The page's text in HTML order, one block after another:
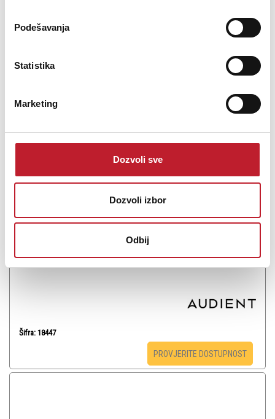
Podešavanja
Statistika
Marketing
Dozvoli sve
Dozvoli izbor
Odbij
Audient EVOSP8 EU
840,00KM
1.018,00KM
Pametno 8-kanalno pretpojačalo sa AD/DA konverzijom Vrhunsko
bude savršen partner za proširenje vašeg postojećeg audio
interfejsa. Dajte svom studiju performanse i ...
Šifra: 18447
PROVJERITE DOSTUPNOST